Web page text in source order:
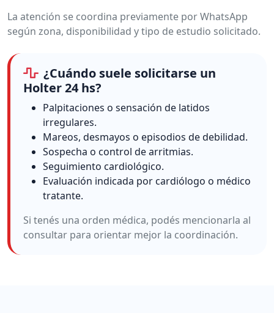
La atención se coordina previamente por WhatsApp
según zona, disponibilidad y tipo de estudio solicitado.
¿Cuándo suele solicitarse un
Holter 24 hs?
Palpitaciones o sensación de latidos
irregulares.
Mareos, desmayos o episodios de debilidad.
Sospecha o control de arritmias.
Seguimiento cardiológico.
Evaluación indicada por cardiólogo o médico
tratante.
Si tenés una orden médica, podés mencionarla al
consultar para orientar mejor la coordinación.